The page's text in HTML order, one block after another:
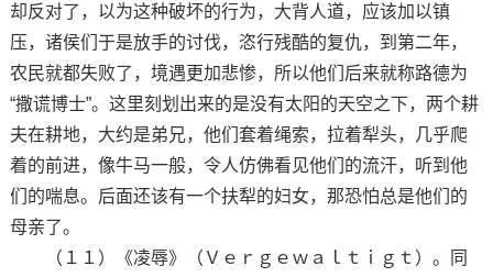
却反对了，以为这种破坏的行为，大背人道，应该加以镇
压，诸侯们于是放手的讨伐，恣行残酷的复仇，到第二年，
农民就都失败了，境遇更加悲惨，所以他们后来就称路德为
“撒谎博士”。这里刻划出来的是没有太阳的天空之下，两个耕
夫在耕地，大约是弟兄，他们套着绳索，拉着犁头，几乎爬
着的前进，像牛马一般，令人仿佛看见他们的流汗，听到他
们的喘息。后面还该有一个扶犁的妇女，那恐怕总是他们的
母亲了。
（１１）《凌辱》（Ｖｅｒｇｅｗａｌｔｉｇｔ）。同